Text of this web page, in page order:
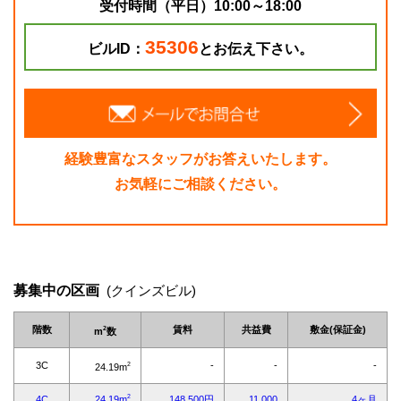
受付時間（平日）10:00～18:00
ビルID： 35306とお伝え下さい。
経験豊富なスタッフがお答えいたします。
お気軽にご相談ください。
募集中の区画 (クインズビル)